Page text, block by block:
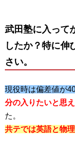
武田塾に入って
したか？特に伸
さい。
現役時は偏差値が
分の入りたいと思
た。
共テでは英語と物